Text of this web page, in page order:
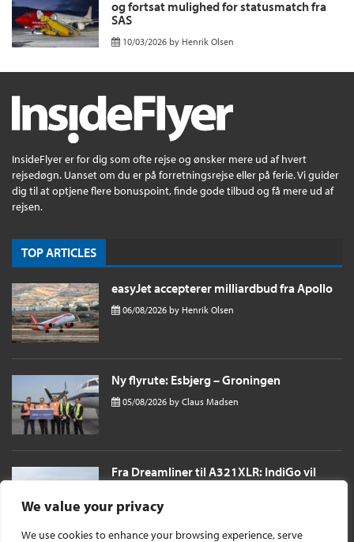
We value your privacy
We use cookies to enhance your browsing experience, serve
og fortsat mulighed for statusmatch fra
SAS
10/03/2026 by Henrik Olsen
InsideFlyer er for dig som ofte rejse og ønsker mere ud af hvert
rejsedøgn. Uanset om du er på forretningsrejse eller på ferie. Vi guider
dig til at optjene flere bonuspoint, finde gode tilbud og få mere ud af
rejsen.
TOP ARTICLES
easyJet accepterer milliardbud fra Apollo
06/08/2026 by Henrik Olsen
Ny flyrute: Esbjerg – Groningen
05/08/2026 by Claus Madsen
Fra Dreamliner til A321XLR: IndiGo vil
sende passagerer næsten 11 timer til
London i et single aisle fly